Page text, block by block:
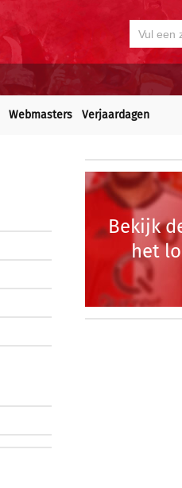
Webmasters Verjaardagen
Bekijk
het